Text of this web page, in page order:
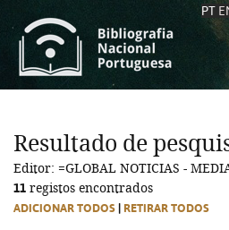
PT
Resultado de
Editor: =GLOBAL NOTICIAS -
11 registos encontrados
ADICIONAR TODOS RETIRAR TODOS